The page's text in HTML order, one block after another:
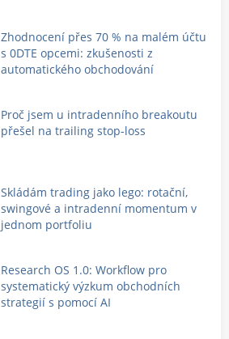
Zhodnocení přes 70 % na malém účtu
s 0DTE opcemi: zkušenosti z
automatického obchodování
Proč jsem u intradenního breakoutu
přešel na trailing stop-loss
Skládám trading jako lego: rotační,
swingové a intradenní momentum v
jednom portfoliu
Research OS 1.0: Workflow pro
systematický výzkum obchodních
strategií s pomocí AI